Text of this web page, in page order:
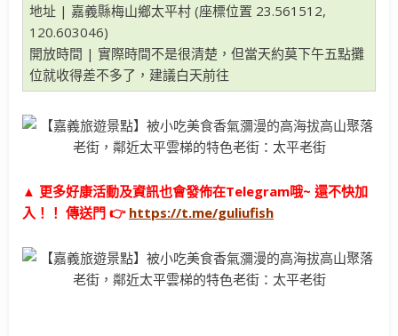
地址 | 嘉義縣梅山鄉太平村 (座標位置 23.561512,
120.603046)
開放時間 | 實際時間不是很清楚，但當天約莫下午五點攤
位就收得差不多了，建議白天前往
▲ 更多好康活動及資訊也會發佈在Telegram哦~ 還不快加
入！！ 傳送門 👉 https://t.me/guliufish